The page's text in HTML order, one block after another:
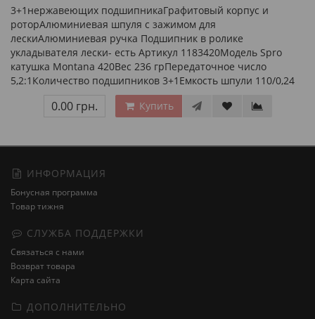
3+1нержавеющих подшипникаГрафитовый корпус и
роторАлюминиевая шпуля с зажимом для
лескиАлюминиевая ручка Подшипник в ролике
укладывателя лески- есть Артикул 1183420Модель Spro
катушка Montana 420Вес 236 грПередаточное число
5,2:1Количество подшипников 3+1Емкость шпули 110/0,24
0.00 грн. Купить
ИНФОРМАЦИЯ
Бонусная программа
Товар тижня
СЛУЖБА ПОДДЕРЖКИ
Связаться с нами
Возврат товара
Карта сайта
ДОПОЛНИТЕЛЬНО